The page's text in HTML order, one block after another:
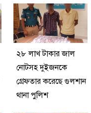
২৮ লাখ টাকার জাল
নোটসহ দুইজনকে
গ্রেফতার করেছে গুলশান
থানা পুলিশ